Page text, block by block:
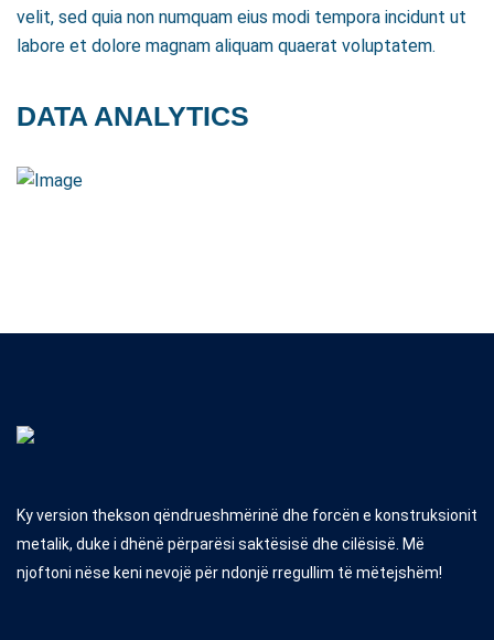
velit, sed quia non numquam eius modi tempora incidunt ut
labore et dolore magnam aliquam quaerat voluptatem.
DATA ANALYTICS
Ky version thekson qëndrueshmërinë dhe forcën e konstruksionit
metalik, duke i dhënë përparësi saktësisë dhe cilësisë. Më
njoftoni nëse keni nevojë për ndonjë rregullim të mëtejshëm!